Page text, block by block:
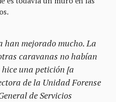
han mejorado mucho. La
caravanas no habían
una petición [a
de la Unidad Forense
de Servicios